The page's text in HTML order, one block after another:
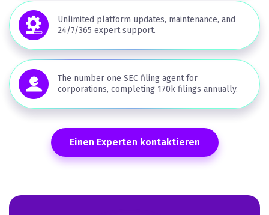
Unlimited platform updates, maintenance, and
24/7/365 expert support.
The number one SEC filing agent for
corporations, completing 170k filings annually.
Einen Experten kontaktieren